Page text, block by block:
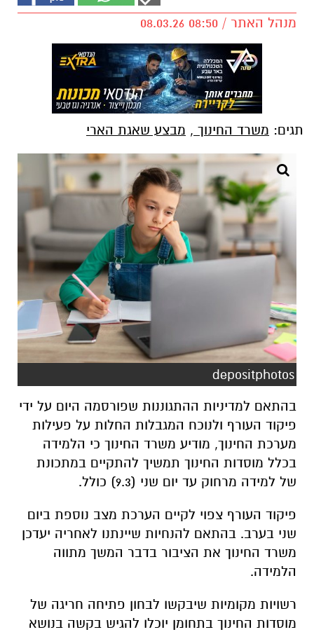
מנהל האתר / 08:50 08.03.26
תגים: משרד החינוך , מבצע שאגת הארי
depositphotos
בהתאם למדיניות ההתגוננות שפורסמה היום על ידי
פיקוד העורף ולנוכח המגבלות החלות על פעילות
מערכת החינוך, מודיע משרד החינוך כי הלמידה
בכלל מוסדות החינוך תמשיך להתקיים במתכונת
של למידה מרחוק עד יום שני (9.3) כולל.
פיקוד העורף צפוי לקיים הערכת מצב נוספת ביום
שני בערב. בהתאם להנחיות שיינתנו לאחריה יעדכן
משרד החינוך את הציבור בדבר המשך מתווה
הלמידה.
רשויות מקומיות שיבקשו לבחון פתיחה חריגה של
מוסדות החינוך בתחומן יוכלו להגיש בקשה בנושא